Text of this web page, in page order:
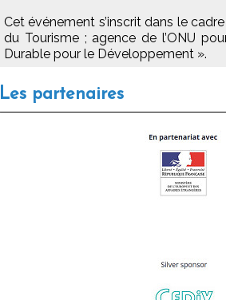
Cet événement s’inscrit dans le
du Tourisme ; agence de l’ONU
Durable pour le Développement ».
Les partenaires